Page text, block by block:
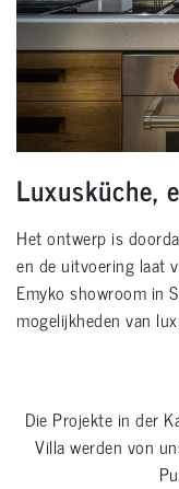
Luxusküche,
Het ontwerp is
en de uitvoering laat
Emyko showroom in
mogelijkheden van
Die Projekte in der
Villawerden von